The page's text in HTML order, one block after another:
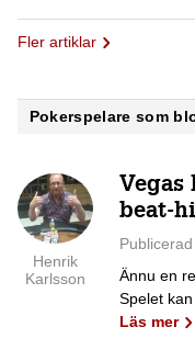
Fler artiklar
Pokerspelare som
Henrik
Karlsson
beat-
Ännu en
Spelet
Läs mer